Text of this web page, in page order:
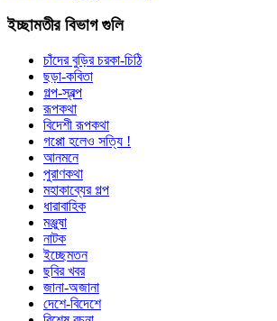
ইচ্ছামতীর বিভাগ গুলি
চাঁদের বুড়ির চরকা-চিঠি
ছড়া-কবিতা
গল্প-স্বল্প
রূপকথা
বিদেশী রূপকথা
গপ্পো হলেও সত্যি !
আনমনে
পুরাণকথা
মহাকাব্যের গল্প
ধারাবাহিক
মঞ্জুষা
নাটক
ইচ্ছেমতন
ছবির খবর
জানা-অজানা
দেশে-বিদেশে